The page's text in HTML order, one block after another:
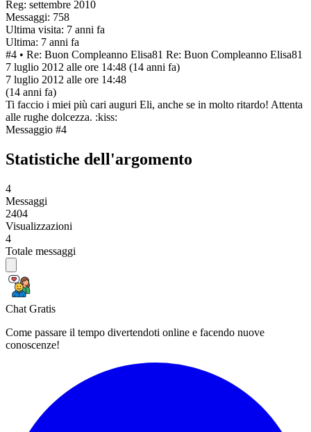
Reg: settembre 2010
Messaggi: 758
Ultima visita: 7 anni fa
Ultima: 7 anni fa
#4 • Re: Buon Compleanno Elisa81 Re: Buon Compleanno Elisa81
7 luglio 2012 alle ore 14:48 (14 anni fa)
7 luglio 2012 alle ore 14:48
(14 anni fa)
Ti faccio i miei più cari auguri Eli, anche se in molto ritardo! Attenta
alle rughe dolcezza. :kiss:
Messaggio #4
Statistiche dell'argomento
4
Messaggi
2404
Visualizzazioni
4
Totale messaggi
Chat Gratis
Come passare il tempo divertendoti online e facendo nuove
conoscenze!